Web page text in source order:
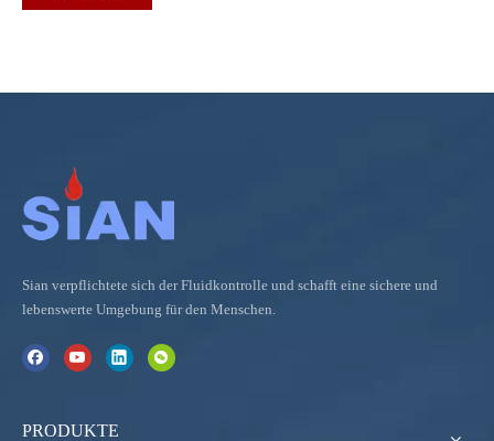
Sian verpflichtete sich der Fluidkontrolle und schafft eine sichere und
lebenswerte Umgebung für den Menschen.
PRODUKTE